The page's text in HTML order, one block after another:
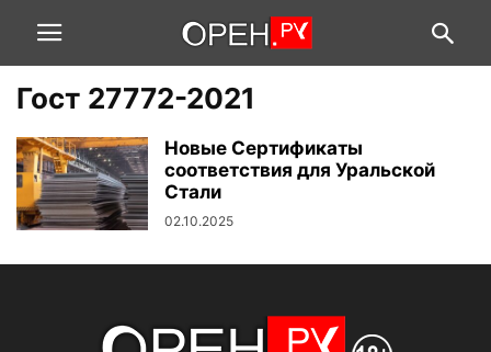
Гост 27772-2021
Новые Сертификаты
соответствия для Уральской
Стали
02.10.2025